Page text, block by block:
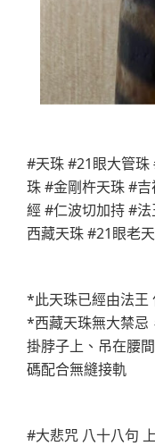
#天珠 #21眼大管珠
珠 #金剛杵天珠 #
經 #仁波切加持 #
西藏天珠 #21眼老
*此天珠已經由法王
*西藏天珠無大禁忌
掛脖子上、吊在腰
碼配合無縫接軌
#大悲咒 八十八句